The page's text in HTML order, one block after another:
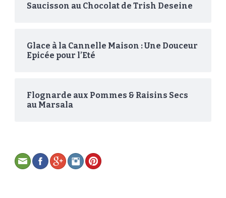
Saucisson au Chocolat de Trish Deseine
Glace à la Cannelle Maison : Une Douceur
Epicée pour l’Eté
Flognarde aux Pommes & Raisins Secs
au Marsala